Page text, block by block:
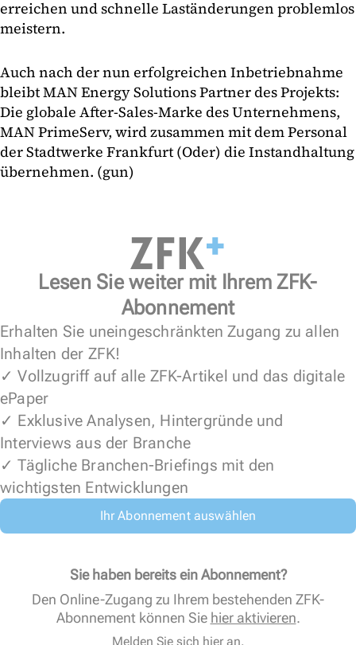
erreichen und schnelle Laständerungen problemlos
meistern.
Auch nach der nun erfolgreichen Inbetriebnahme
bleibt MAN Energy Solutions Partner des Projekts:
Die globale After-Sales-Marke des Unternehmens,
MAN PrimeServ, wird zusammen mit dem Personal
der Stadtwerke Frankfurt (Oder) die Instandhaltung
übernehmen. (gun)
Lesen Sie weiter mit Ihrem ZFK-
Abonnement
Erhalten Sie uneingeschränkten Zugang zu allen
Inhalten der ZFK!
✓ Vollzugriff auf alle ZFK-Artikel und das digitale
ePaper
✓ Exklusive Analysen, Hintergründe und
Interviews aus der Branche
✓ Tägliche Branchen-Briefings mit den
wichtigsten Entwicklungen
Ihr Abonnement auswählen
Sie haben bereits ein Abonnement?
Den Online-Zugang zu Ihrem bestehenden ZFK-
Abonnement können Sie hier aktivieren.
Melden Sie sich hier an.